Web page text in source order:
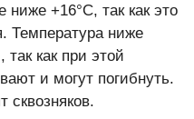
+16°C, так как это
Температура ниже
так как при этой
и могут погибнуть.